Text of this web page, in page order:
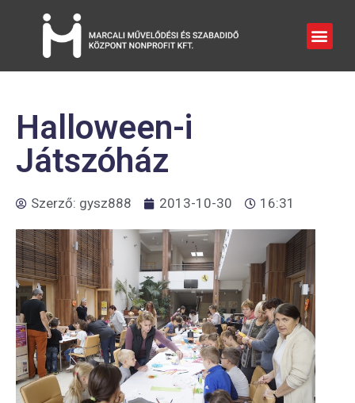
Halloween-i
Játszóház
Szerző: gysz888 2013-10-30 16:31